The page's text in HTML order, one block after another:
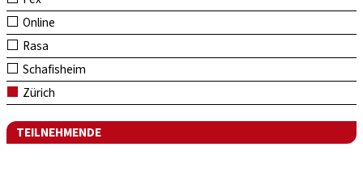
Online
Rasa
Schafisheim
Zürich
TEILNEHMENDE